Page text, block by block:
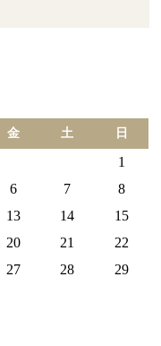
金 土 日
1
6 7
8
13 14
15
20 21
22
27 28
29